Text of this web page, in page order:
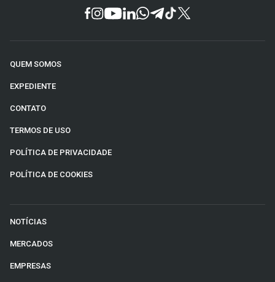
QUEM SOMOS
EXPEDIENTE
CONTATO
TERMOS DE USO
POLÍTICA DE PRIVACIDADE
POLÍTICA DE COOKIES
NOTÍCIAS
MERCADOS
EMPRESAS